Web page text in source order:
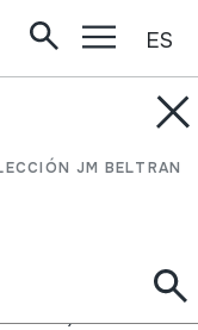
JM BELTRAN
ES
mano) +